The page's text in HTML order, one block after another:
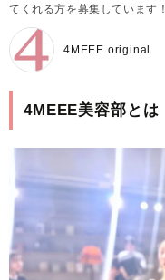
てくれる方を募集しています！
4MEEE original
4MEEE美容部とは